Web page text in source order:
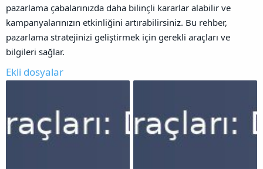
pazarlama çabalarınızda daha bilinçli kararlar alabilir ve
kampanyalarınızın etkinliğini artırabilirsiniz. Bu rehber,
pazarlama stratejinizi geliştirmek için gerekli araçları ve
bilgileri sağlar.
Ekli dosyalar